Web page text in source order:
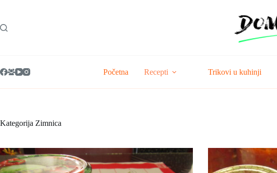
Početna Recepti Trikovi u kuhinji
Kategorija Zimnica